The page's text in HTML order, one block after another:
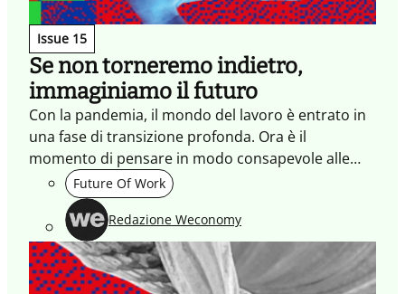
Issue 15
Se non torneremo indietro,
immaginiamo il futuro
Con la pandemia, il mondo del lavoro è entrato in
una fase di transizione profonda. Ora è il
momento di pensare in modo consapevole alle
nuove strade possibili. Perché non possiamo
riprogettare il passato.
Future Of Work
Redazione Weconomy